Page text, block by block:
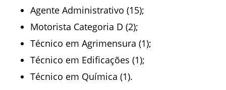
Agente Administrativo (15);
Motorista Categoria D (2);
Técnico em Agrimensura (1);
Técnico em Edificações (1);
Técnico em Química (1).